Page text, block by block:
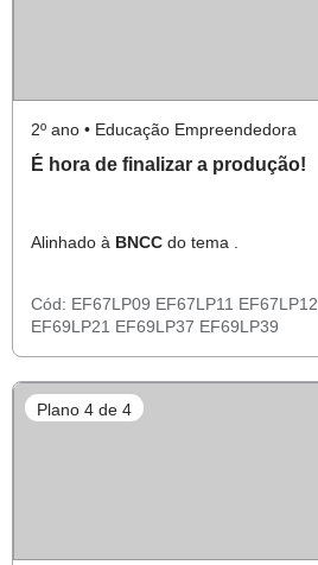
2º ano • Educação Empreendedora
É hora de finalizar a produção!
Alinhado à BNCC do tema .
Cód: EF67LP09 EF67LP11 EF67LP12
EF69LP21 EF69LP37 EF69LP39
Plano 4 de 4